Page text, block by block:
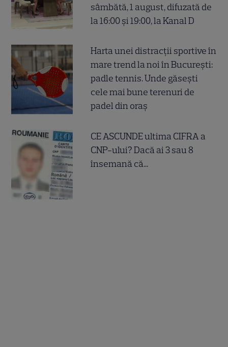
sâmbătă, 1 august, difuzată de
la 16:00 și 19:00, la Kanal D
Harta unei distracții sportive în
mare trend la noi în București:
padle tennis. Unde găsești
cele mai bune terenuri de
padel din oraș
CE ASCUNDE ultima CIFRA a
CNP-ului? Dacă ai 3 sau 8
însemană că...